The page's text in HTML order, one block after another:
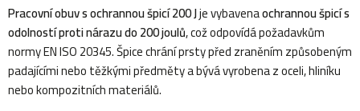
Pracovní obuv s ochrannou špicí 200 Jje vybavenaochrannou špicí s
odolností proti nárazu do 200 joulů, což odpovídá požadavkům
normy EN ISO 20345. Špice chrání prsty před zraněním způsobeným
padajícími nebo těžkými předměty a bývá vyrobena z oceli, hliníku
nebo kompozitních materiálů.